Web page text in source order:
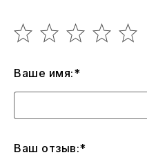
Ваше имя:*
Ваш отзыв:*